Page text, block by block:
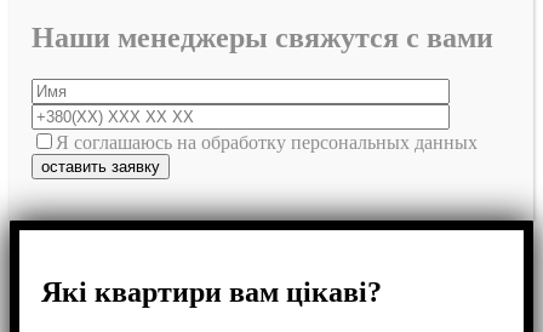
Наши менеджеры свяжутся с вами
Я соглашаюсь на обработку персональных данных
Які квартири вам цікаві?